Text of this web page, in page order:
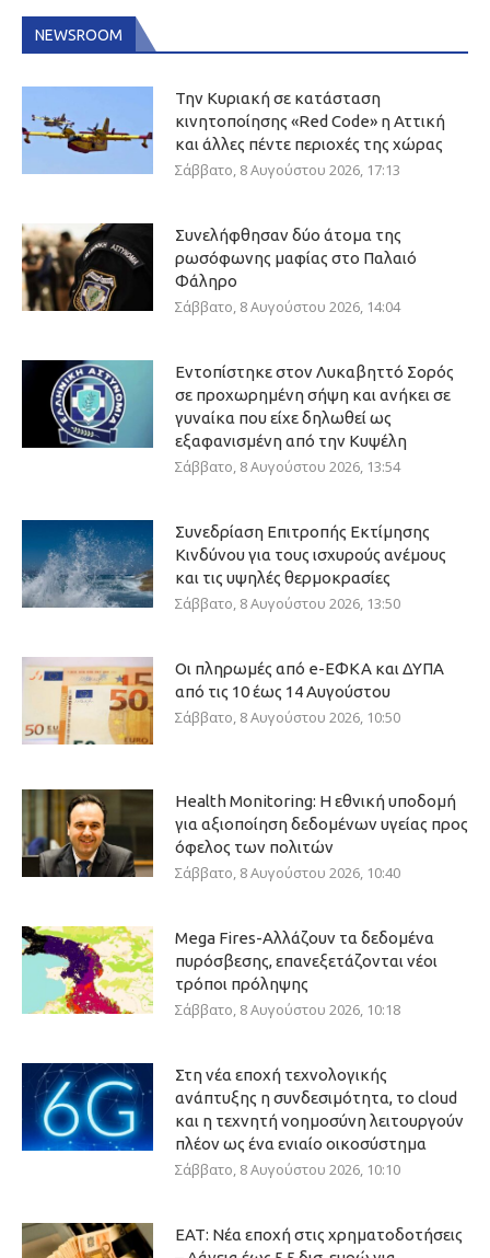
NEWSROOM
Την Κυριακή σε κατάσταση
κινητοποίησης «Red Code» η Αττική
και άλλες πέντε περιοχές της χώρας
Σάββατο, 8 Αυγούστου 2026, 17:13
Συνελήφθησαν δύο άτομα της
ρωσόφωνης μαφίας στο Παλαιό
Φάληρο
Σάββατο, 8 Αυγούστου 2026, 14:04
Εντοπίστηκε στον Λυκαβηττό Σορός
σε προχωρημένη σήψη και ανήκει σε
γυναίκα που είχε δηλωθεί ως
εξαφανισμένη από την Κυψέλη
Σάββατο, 8 Αυγούστου 2026, 13:54
Συνεδρίαση Επιτροπής Εκτίμησης
Κινδύνου για τους ισχυρούς ανέμους
και τις υψηλές θερμοκρασίες
Σάββατο, 8 Αυγούστου 2026, 13:50
Οι πληρωμές από e-ΕΦΚΑ και ΔΥΠΑ
από τις 10 έως 14 Αυγούστου
Σάββατο, 8 Αυγούστου 2026, 10:50
Health Monitoring: Η εθνική υποδομή
για αξιοποίηση δεδομένων υγείας προς
όφελος των πολιτών
Σάββατο, 8 Αυγούστου 2026, 10:40
Mega Fires-Αλλάζουν τα δεδομένα
πυρόσβεσης, επανεξετάζονται νέοι
τρόποι πρόληψης
Σάββατο, 8 Αυγούστου 2026, 10:18
Στη νέα εποχή τεχνολογικής
ανάπτυξης η συνδεσιμότητα, το cloud
και η τεχνητή νοημοσύνη λειτουργούν
πλέον ως ένα ενιαίο οικοσύστημα
Σάββατο, 8 Αυγούστου 2026, 10:10
ΕΑΤ: Νέα εποχή στις χρηματοδοτήσεις